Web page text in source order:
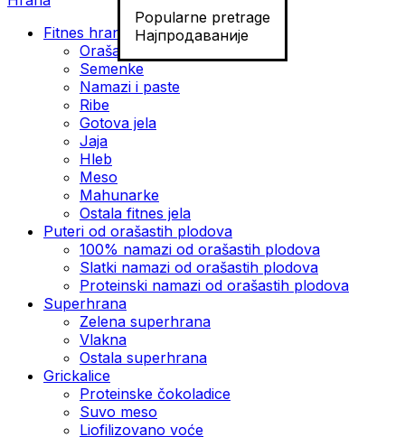
Popularne pretrage
Најпродаваније
Fitnes hrana
Orašasti plodovi
Semenke
Namazi i paste
Ribe
Gotova jela
Јаја
Hleb
Meso
Mahunarke
Ostala fitnes jela
Puteri od orašastih plodova
100% namazi od orašastih plodova
Slatki namazi od orašastih plodova
Proteinski namazi od orašastih plodova
Superhrana
Zelena superhrana
Vlakna
Ostala superhrana
Grickalice
Proteinske čokoladice
Suvo meso
Liofilizovano voće